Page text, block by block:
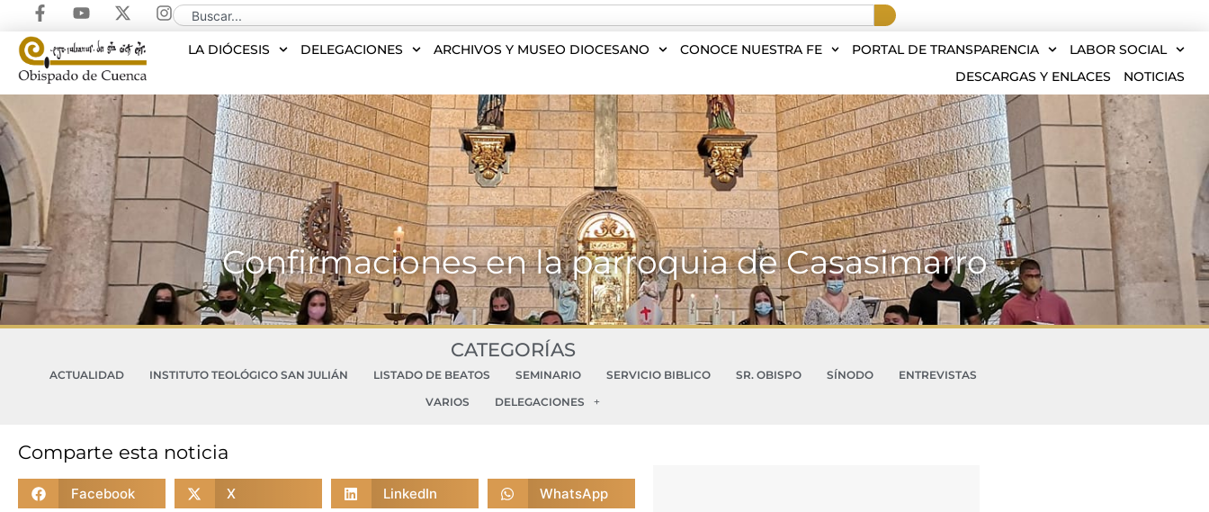
LA DIÓCESIS DELEGACIONES ARCHIVOS Y MUSEO DIOCESANO CONOCE NUESTRA FE PORTAL DE TRANSPARENCIA
LABOR SOCIAL
DESCARGAS Y ENLACES
NOTICIAS
Confirmaciones en la parroquia de Casasimarro
CATEGORÍAS
ACTUALIDAD INSTITUTO TEOLÓGICO SAN JULIÁN LISTADO DE BEATOS SEMINARIO SERVICIO BIBLICO SR. OBISPO SÍNODO
ENTREVISTAS
VARIOS
DELEGACIONES
Comparte esta noticia
Facebook X LinkedIn WhatsApp